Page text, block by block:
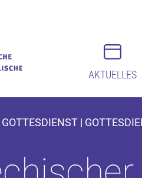
AKTUELLES
|